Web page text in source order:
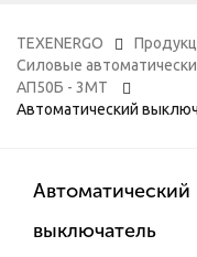
TEXENERGO
Силовые
АП50Б - 3МТ
Автоматический
Автоматический
выключатель